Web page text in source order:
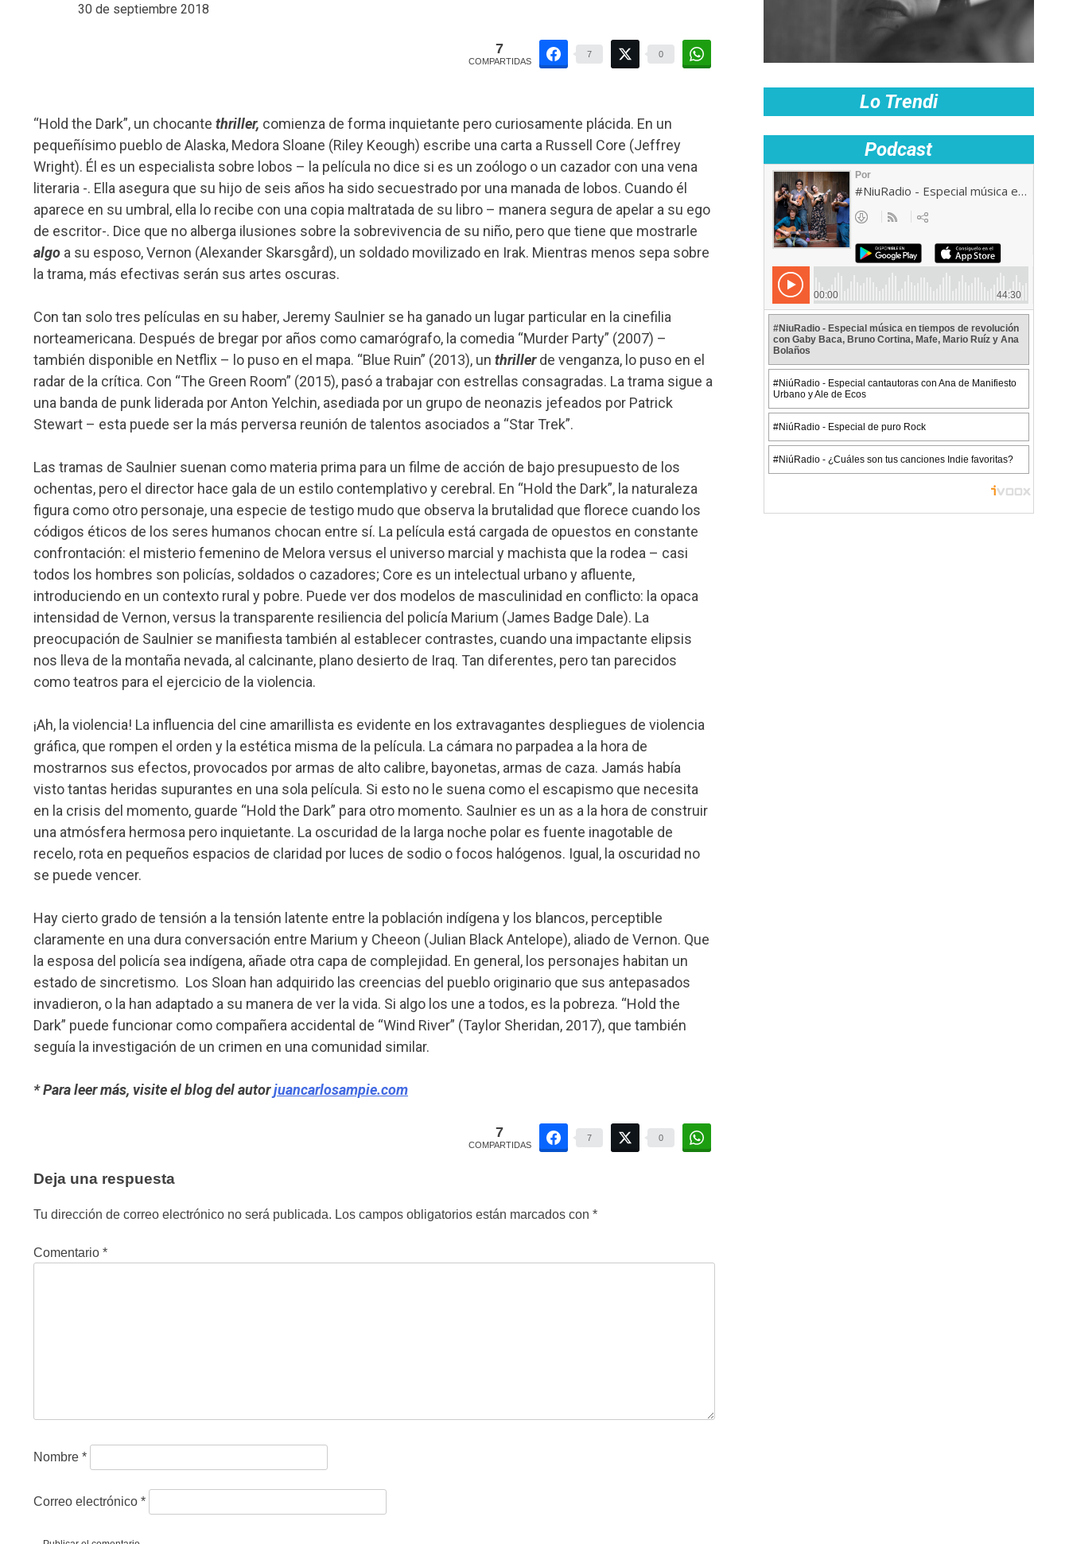
30 de septiembre 2018
7
COMPARTIDAS
7 0
“Hold the Dark”, un chocante thriller, comienza de forma inquietante pero curiosamente plácida. En un
pequeñísimo pueblo de Alaska, Medora Sloane (Riley Keough) escribe una carta a Russell Core (Jeffrey
Wright). Él es un especialista sobre lobos – la película no dice si es un zoólogo o un cazador con una vena
literaria -. Ella asegura que su hijo de seis años ha sido secuestrado por una manada de lobos. Cuando él
aparece en su umbral, ella lo recibe con una copia maltratada de su libro – manera segura de apelar a su ego
de escritor-. Dice que no alberga ilusiones sobre la sobrevivencia de su niño, pero que tiene que mostrarle
algo a su esposo, Vernon (Alexander Skarsgård), un soldado movilizado en Irak. Mientras menos sepa sobre
la trama, más efectivas serán sus artes oscuras.
Con tan solo tres películas en su haber, Jeremy Saulnier se ha ganado un lugar particular en la cinefilia
norteamericana. Después de bregar por años como camarógrafo, la comedia “Murder Party” (2007) –
también disponible en Netflix – lo puso en el mapa. “Blue Ruin” (2013), un thrillerde venganza, lo puso en el
radar de la crítica. Con “The Green Room” (2015), pasó a trabajar con estrellas consagradas. La trama sigue a
una banda de punk liderada por Anton Yelchin, asediada por un grupo de neonazis jefeados por Patrick
Stewart – esta puede ser la más perversa reunión de talentos asociados a “Star Trek”.
Las tramas de Saulnier suenan como materia prima para un filme de acción de bajo presupuesto de los
ochentas, pero el director hace gala de un estilo contemplativo y cerebral. En “Hold the Dark”, la naturaleza
figura como otro personaje, una especie de testigo mudo que observa la brutalidad que florece cuando los
códigos éticos de los seres humanos chocan entre sí. La película está cargada de opuestos en constante
confrontación: el misterio femenino de Melora versus el universo marcial y machista que la rodea – casi
todos los hombres son policías, soldados o cazadores; Core es un intelectual urbano y afluente,
introduciendo en un contexto rural y pobre. Puede ver dos modelos de masculinidad en conflicto: la opaca
intensidad de Vernon, versus la transparente resiliencia del policía Marium (James Badge Dale). La
preocupación de Saulnier se manifiesta también al establecer contrastes, cuando una impactante elipsis
nos lleva de la montaña nevada, al calcinante, plano desierto de Iraq. Tan diferentes, pero tan parecidos
como teatros para el ejercicio de la violencia.
¡Ah, la violencia! La influencia del cine amarillista es evidente en los extravagantes despliegues de violencia
gráfica, que rompen el orden y la estética misma de la película. La cámara no parpadea a la hora de
mostrarnos sus efectos, provocados por armas de alto calibre, bayonetas, armas de caza. Jamás había
visto tantas heridas supurantes en una sola película. Si esto no le suena como el escapismo que necesita
en la crisis del momento, guarde “Hold the Dark” para otro momento. Saulnier es un as a la hora de construir
una atmósfera hermosa pero inquietante. La oscuridad de la larga noche polar es fuente inagotable de
recelo, rota en pequeños espacios de claridad por luces de sodio o focos halógenos. Igual, la oscuridad no
se puede vencer.
Hay cierto grado de tensión a la tensión latente entre la población indígena y los blancos, perceptible
claramente en una dura conversación entre Marium y Cheeon (Julian Black Antelope), aliado de Vernon. Que
la esposa del policía sea indígena, añade otra capa de complejidad. En general, los personajes habitan un
estado de sincretismo. Los Sloan han adquirido las creencias del pueblo originario que sus antepasados
invadieron, o la han adaptado a su manera de ver la vida. Si algo los une a todos, es la pobreza. “Hold the
Dark” puede funcionar como compañera accidental de “Wind River” (Taylor Sheridan, 2017), que también
seguía la investigación de un crimen en una comunidad similar.
* Para leer más, visite el blog del autorjuancarlosampie.com
7
COMPARTIDAS
7 0
Deja una respuesta
Tu dirección de correo electrónico no será publicada. Los campos obligatorios están marcados con *
Comentario *
Nombre *
Correo electrónico *
Lo Trendi
Podcast